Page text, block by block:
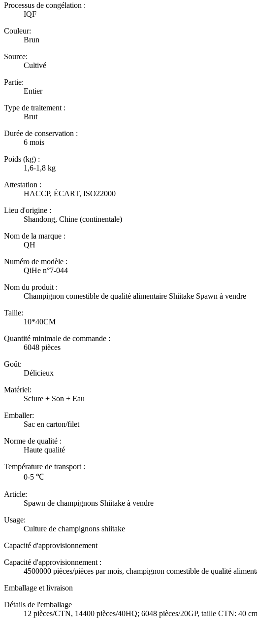
Processus de congélation :
IQF
Couleur:
Brun
Source:
Cultivé
Partie:
Entier
Type de traitement :
Brut
Durée de conservation :
6 mois
Poids (kg) :
1,6-1,8 kg
Attestation :
HACCP, ÉCART, ISO22000
Lieu d'origine :
Shandong, Chine (continentale)
Nom de la marque :
QH
Numéro de modèle :
QiHe n°7-044
Nom du produit :
Champignon comestible de qualité alimentaire Shiitake Spawn à vendre
Taille:
10*40CM
Quantité minimale de commande :
6048 pièces
Goût:
Délicieux
Matériel:
Sciure + Son + Eau
Emballer:
Sac en carton/filet
Norme de qualité :
Haute qualité
Température de transport :
0-5 ℃
Article:
Spawn de champignons Shiitake à vendre
Usage:
Culture de champignons shiitake
Capacité d'approvisionnement
Capacité d'approvisionnement :
4500000 pièces/pièces par mois, champignon comestible de qualité
Emballage et livraison
Détails de l'emballage
12 pièces/CTN, 14400 pièces/40HQ; 6048 pièces/20GP, taille CTN: 40